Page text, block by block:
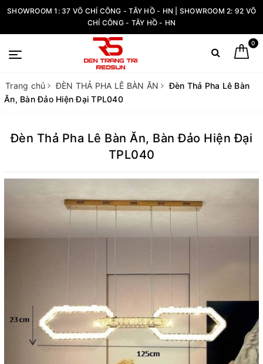
SHOWROOM 1: 37 VÕ CHÍ CÔNG - TÂY HỒ - HN | SHOWROOM 2: 92 VÕ
CHÍ CÔNG - TÂY HỒ - HN
0
Trang chủ ĐÈN THẢ PHA LÊ BÀN ĂN
Đèn Thả Pha Lê Bàn
Ăn, Bàn Đảo Hiện Đại TPL040
Đèn Thả Pha Lê Bàn Ăn, Bàn Đảo Hiện Đại
TPL040